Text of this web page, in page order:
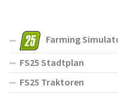
Farming
FS25 Stadtplan
FS25 Traktoren